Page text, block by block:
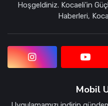
Hoşgeldiniz. Kocaeli'in
Haberleri,
Mobil